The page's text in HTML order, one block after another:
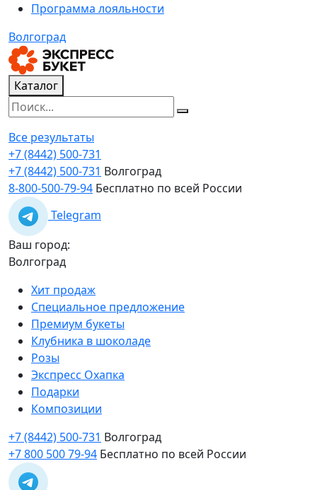
Программа лояльности
Волгоград
Каталог
Все результаты
+7 (8442) 500-731
+7 (8442) 500-731 Волгоград
8-800-500-79-94 Бесплатно по всей России
Telegram
Ваш город:
Волгоград
Хит продаж
Специальное предложение
Премиум букеты
Клубника в шоколаде
Розы
Экспресс Охапка
Подарки
Композиции
+7 (8442) 500-731 Волгоград
+7 800 500 79-94 Бесплатно по всей России